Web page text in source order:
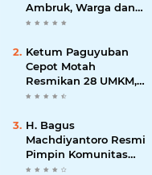
Ambruk, Warga dan
Pemdes Sigap Bantu
Ketum Paguyuban
Cepot Motah
Resmikan 28 UMKM,
Siap Gelar Festival
Jalan Braga
H. Bagus
Machdiyantoro Resmi
Pimpin Komunitas
BBC Periode 2026–